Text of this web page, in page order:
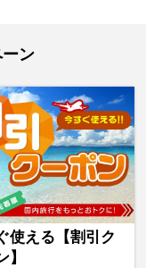
ン
使える【割引ク
】